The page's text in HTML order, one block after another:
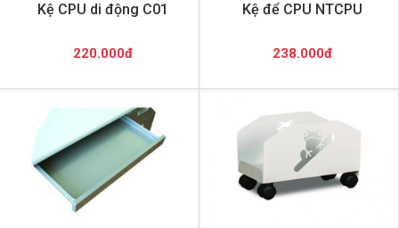
Kệ CPU di động C01
220.000đ
Kệ để CPU NTCPU
238.000đ